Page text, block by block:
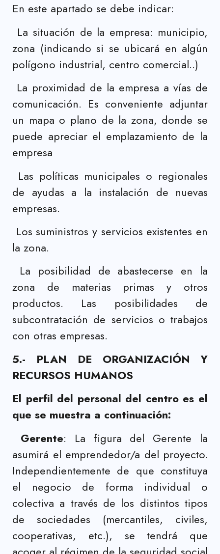
En este apartado se debe indicar:
La situación de la empresa: municipio,
zona (indicando si se ubicará en algún
polígono industrial, centro comercial..)
La proximidad de la empresa a vías de
comunicación. Es conveniente adjuntar
un mapa o plano de la zona, donde se
puede apreciar el emplazamiento de la
empresa
Las políticas municipales o regionales
de ayudas a la instalación de nuevas
empresas.
Los suministros y servicios existentes en
la zona.
La posibilidad de abastecerse en la
zona de materias primas y otros
productos. Las posibilidades de
subcontratación de servicios o trabajos
con otras empresas.
5.- PLAN DE ORGANIZACIÓN Y
RECURSOS HUMANOS
El perfil del personal del centro es el
que se muestra a continuación:
Gerente: La figura del Gerente la
asumirá el emprendedor/a del proyecto.
Independientemente de que constituya
el negocio de forma individual o
colectiva a través de los distintos tipos
de sociedades (mercantiles, civiles,
cooperativas, etc.), se tendrá que